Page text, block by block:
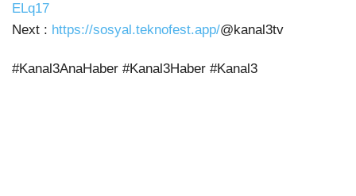
ELq17
Next : https://sosyal.teknofest.app/@kanal3tv
#Kanal3AnaHaber #Kanal3Haber #Kanal3